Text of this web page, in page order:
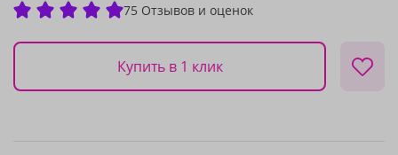
75 Отзывов и оценок
Купить в 1 клик